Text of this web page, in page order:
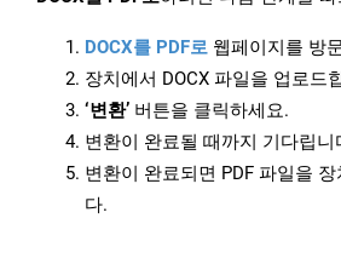
DOCX를 PDF로 웹페이지를 방
장치에서 DOCX 파일을 업로드
‘변환’ 버튼을 클릭하세요.
변환이 완료될 때까지 기다립니
변환이 완료되면 PDF 파일을
다.